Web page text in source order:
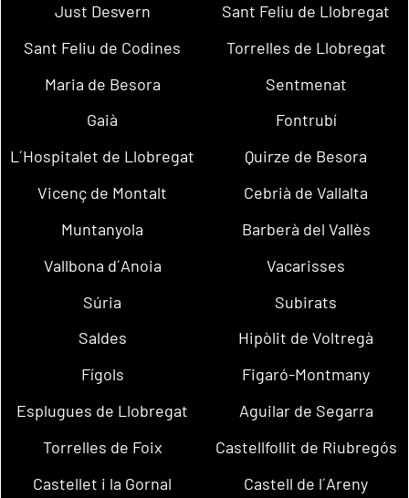
Just Desvern
Sant Feliu de Llobregat
Sant Feliu de Codines
Torrelles de Llobregat
Maria de Besora
Sentmenat
Gaià
Fontrubí
L´Hospitalet de Llobregat
Quirze de Besora
Vicenç de Montalt
Cebrià de Vallalta
Muntanyola
Barberà del Vallès
Vallbona d´Anoia
Vacarisses
Súria
Subirats
Saldes
Hipòlit de Voltregà
Fígols
Figaró-Montmany
Esplugues de Llobregat
Aguilar de Segarra
Torrelles de Foix
Castellfollit de Riubregós
Castellet i la Gornal
Castell de l´Areny